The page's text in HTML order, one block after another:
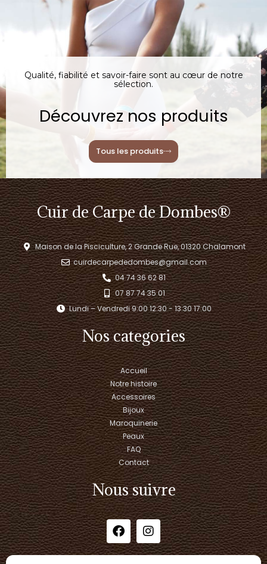
Qualité, fiabilité et savoir-faire sont au cœur de notre
sélection.
Découvrez nos produits
Tous les produits
Cuir de Carpe de Dombes®
Maison de la Pisciculture, 2 Grande Rue, 01320 Chalamont
cuirdecarpededombes@gmail.com
04 74 36 62 81
07 87 74 35 01
Lundi – Vendredi 9:00 12:30 - 13:30 17:00​
Nos categories
Accueil
Notre histoire
Accessoires
Bijoux
Maroquinerie
Peaux
FAQ
Contact
Nous suivre